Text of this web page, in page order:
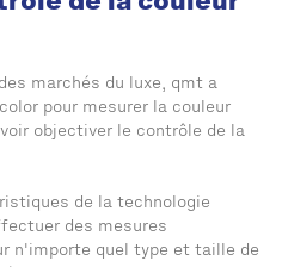
marchés du luxe, qmt a
pour mesurer la couleur
objectiver le contrôle de la
de la technologie
des mesures
n'importe quel type et taille de